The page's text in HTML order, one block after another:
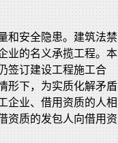
和安全隐患。建筑法禁
业的名义承揽工程。本
签订建设工程施工合
形下，为实质化解矛盾
企业、借用资质的人相
资质的发包人向借用资